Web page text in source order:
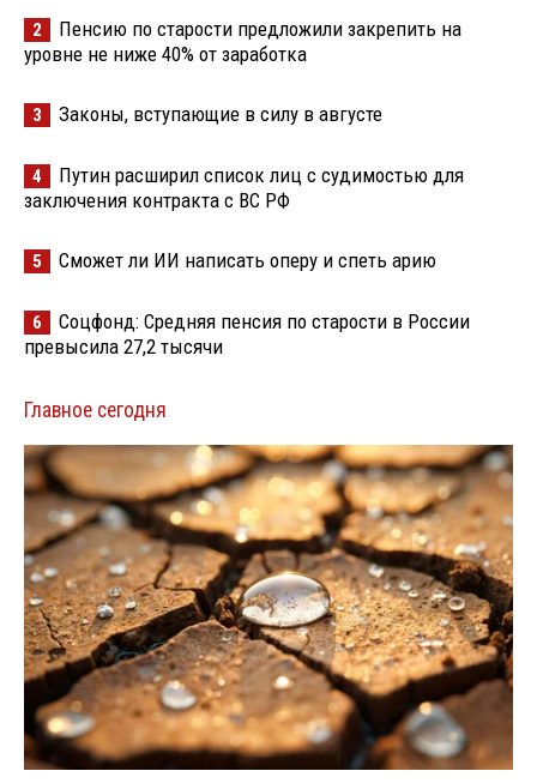
2
Пенсию по старости предложили закрепить на
уровне не ниже 40% от заработка
3 Законы, вступающие в силу в августе
4
Путин расширил список лиц с судимостью для
заключения контракта с ВС РФ
5 Сможет ли ИИ написать оперу и спеть арию
6
Соцфонд: Средняя пенсия по старости в России
превысила 27,2 тысячи
Главное сегодня